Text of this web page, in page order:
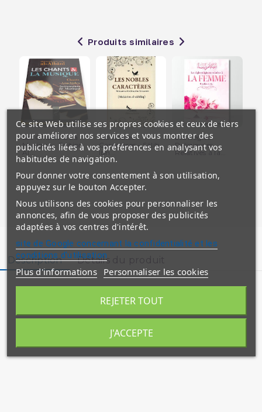
Produits similaires
Les Chants & La
Musique - Edition
Al...
Les Nobles
Caractères - Sâlih
Ibn...
Les Règles
Religieuses
Relatives à la...
Description Détails du produit
Ce site Web utilise ses propres cookies et ceux de tiers
pour améliorer nos services et vous montrer des
publicités liées à vos préférences en analysant vos
habitudes de navigation.
Pour donner votre consentement à son utilisation,
appuyez sur le bouton Accepter.
Nous utilisons des cookies pour personnaliser les
annonces, afin de vous proposer des publicités
adaptées à vos centres d'intérêt.
site de Google concernant la confidentialité et les
conditions d'utilisation
Plus d'informations Personnaliser les cookies
REJETER TOUT
J'ACCEPTE